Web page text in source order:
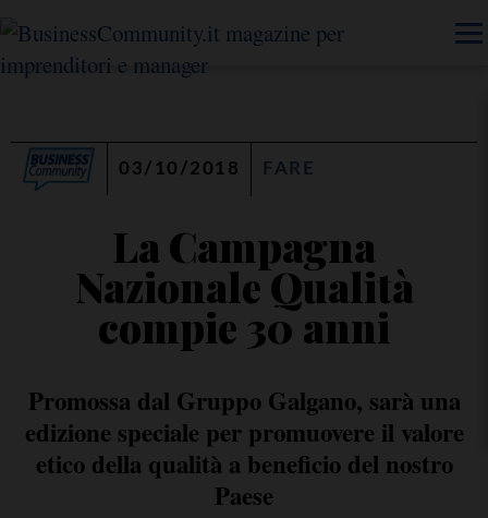
03/10/2018 FARE
La Campagna
Nazionale Qualità
compie 30 anni
Promossa dal Gruppo Galgano, sarà una
edizione speciale per promuovere il valore
etico della qualità a beneficio del nostro
Paese